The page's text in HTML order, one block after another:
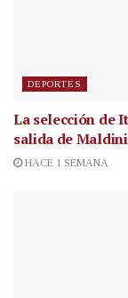
DEPORTES
La selección de
salida de
HACE 1 SEMANA